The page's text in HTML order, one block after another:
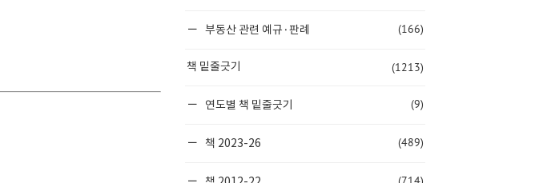
부동산 관련 예규·판례 (166)
책 밑줄긋기 (1213)
연도별 책 밑줄긋기 (9)
책 2023-26 (489)